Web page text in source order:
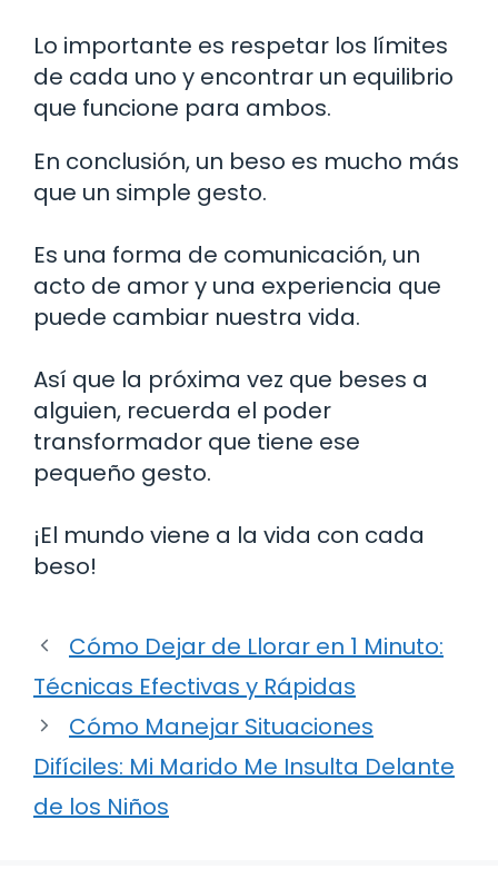
Lo importante es respetar los límites
de cada uno y encontrar un equilibrio
que funcione para ambos.
En conclusión, un beso es mucho más
que un simple gesto.
Es una forma de comunicación, un
acto de amor y una experiencia que
puede cambiar nuestra vida.
Así que la próxima vez que beses a
alguien, recuerda el poder
transformador que tiene ese
pequeño gesto.
¡El mundo viene a la vida con cada
beso!
Cómo Dejar de Llorar en 1 Minuto:
Técnicas Efectivas y Rápidas
Cómo Manejar Situaciones
Difíciles: Mi Marido Me Insulta Delante
de los Niños